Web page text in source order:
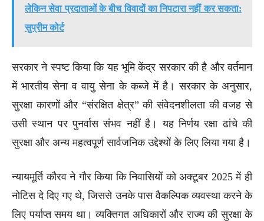
लेकिन सेवा प्रदाताओं के बीच विवादों का निपटारा नहीं कर सकता:
सुप्रीम कोर्ट
सरकार ने स्पष्ट किया कि यह भूमि केंद्र सरकार की है और वर्तमान
में भारतीय सेना व वायु सेना के कब्जे में है। सरकार के अनुसार,
सुरक्षा कारणों और “संरक्षित क्षेत्र” की संवेदनशीलता की वजह से
उसी स्थान पर पुनर्वास संभव नहीं है। यह निर्णय रक्षा ढांचे की
सुरक्षा और अन्य महत्वपूर्ण सार्वजनिक उद्देश्यों के लिए लिया गया है।
न्यायमूर्ति कौरव ने गौर किया कि निवासियों को अक्टूबर 2025 में ही
नोटिस दे दिए गए थे, जिससे उनके पास वैकल्पिक व्यवस्था करने के
लिए पर्याप्त समय था। व्यक्तिगत अधिकारों और राज्य की सुरक्षा के